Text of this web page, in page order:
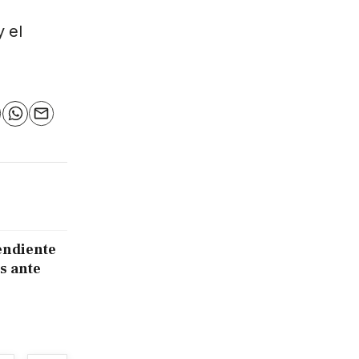
el
WhatsApp
Email
ante